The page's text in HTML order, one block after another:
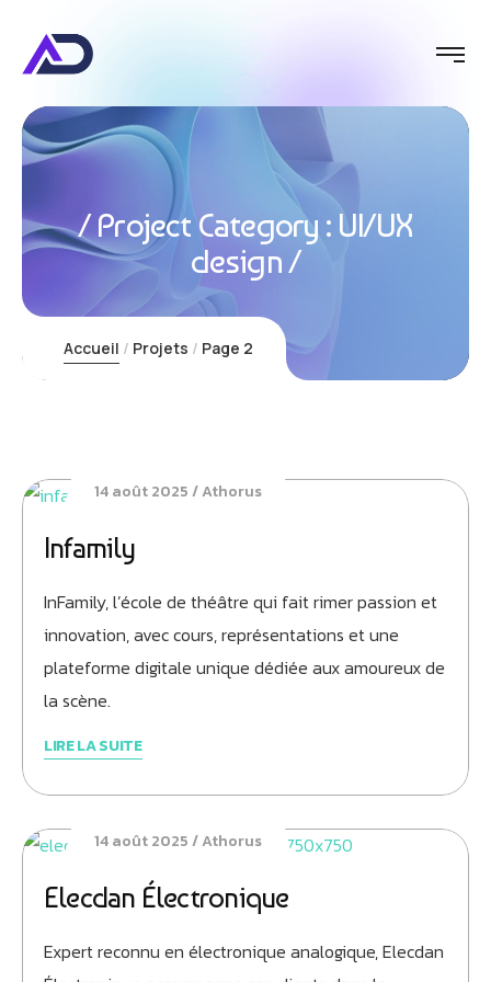
Project Category : UI/UX
design
Accueil Projets Page 2
14 août 2025 Athorus
Infamily
InFamily, l’école de théâtre qui fait rimer passion et
innovation, avec cours, représentations et une
plateforme digitale unique dédiée aux amoureux de
la scène.
LIRE LA SUITE
14 août 2025 Athorus
Elecdan Électronique
Expert reconnu en électronique analogique, Elecdan